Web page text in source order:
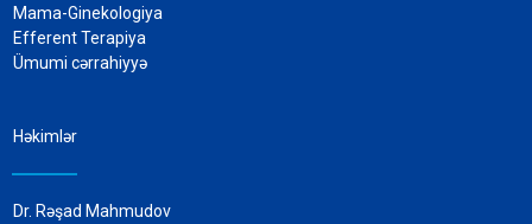
Mama-Ginekologiya
Efferent Terapiya
Ümumi cərrahiyyə
Həkimlər
Dr. Rəşad Mahmudov